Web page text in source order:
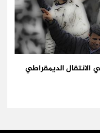
الانتقال الديمقراطي